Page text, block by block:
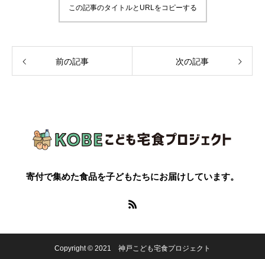
この記事のタイトルとURLをコピーする
前の記事 次の記事
寄付で集めた食品を子どもたちにお届けしています。
Copyright © 2021 神戸こども宅食プロジェクト